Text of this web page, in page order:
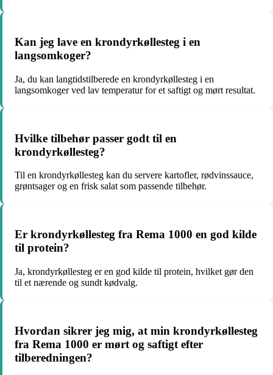
Kan jeg lave en krondyrkøllesteg i en
langsomkoger?
Ja, du kan langtidstilberede en krondyrkøllesteg i en
langsomkoger ved lav temperatur for et saftigt og mørt resultat.
Hvilke tilbehør passer godt til en
krondyrkøllesteg?
Til en krondyrkøllesteg kan du servere kartofler, rødvinssauce,
grøntsager og en frisk salat som passende tilbehør.
Er krondyrkøllesteg fra Rema 1000 en god kilde
til protein?
Ja, krondyrkøllesteg er en god kilde til protein, hvilket gør den
til et nærende og sundt kødvalg.
Hvordan sikrer jeg mig, at min krondyrkøllesteg
fra Rema 1000 er mørt og saftigt efter
tilberedningen?